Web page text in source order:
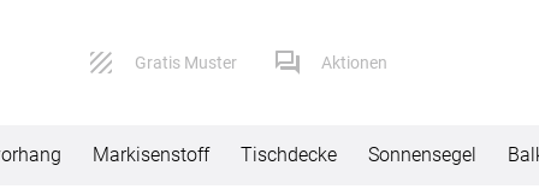
Gratis Muster Aktionen
Markisenstoff Tischdecke Sonnensegel